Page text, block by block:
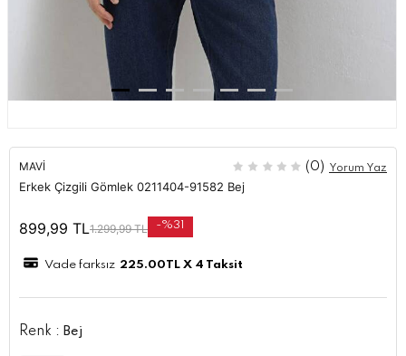
MAVI (0) Yorum Yaz
Erkek Çizgili Gömlek 0211404-91582 Bej
899,99 TL1.299,99TL -%31
Vade farksız 225.00TL X 4 Taksit
Renk : Bej